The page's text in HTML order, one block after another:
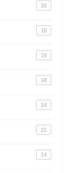
20
18
19
18
14
21
14